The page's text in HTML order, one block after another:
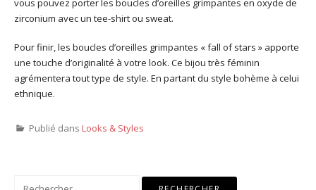
vous pouvez porter les boucles d’oreilles grimpantes en oxyde de
zirconium avec un tee-shirt ou sweat.
Pour finir, les boucles d’oreilles grimpantes « fall of stars » apporte
une touche d’originalité à votre look. Ce bijou très féminin
agrémentera tout type de style. En partant du style bohème à celui
ethnique.
Publié dans Looks & Styles
Rechercher :